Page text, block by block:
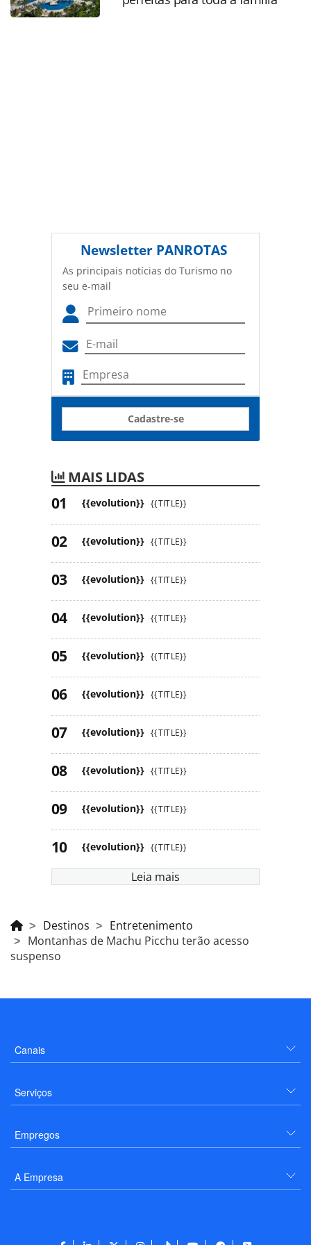
sobre direito autoral. Não reproduza o conteúdo sem
Newsletter PANROTAS
As principais notícias do Turismo no
seu e-mail
Cadastre-se
MAIS LIDAS
{{evolution}} {{TITLE}}
{{evolution}} {{TITLE}}
{{evolution}} {{TITLE}}
{{evolution}} {{TITLE}}
{{evolution}} {{TITLE}}
{{evolution}} {{TITLE}}
{{evolution}} {{TITLE}}
{{evolution}} {{TITLE}}
{{evolution}} {{TITLE}}
{{evolution}} {{TITLE}}
Leia mais
Destinos
Entretenimento
Montanhas de Machu Picchu terão acesso
suspenso
Canais
Serviços
Empregos
A Empresa